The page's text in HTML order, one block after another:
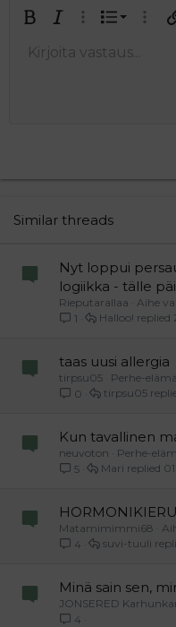
LihavoituKursivoituLista
Fontin koko
9
26
Tekstiväri
KirjasintyyliArial
Yliviivaa
Tasaus Tasaa
Paragraph format
Normal
LainausLisää video/media
Lisää taulukko
Insert
Tee uudelleen
BBCode-näkymä
Poista muotoilu
Luonnokset
Kirjoita vastaus...
Similar threads
Nyt loppui
logiikka - tälle
Rieputarallaa
Aihe
1
Halloo!
taas uusi allergia
tirpsu05
Perhe-elämä
0
tirpsu05
Kun tavallinen
neuvoton
Perhe-
5
Mari
Matamimimmi68
4
suvi-tuuli
Minä sain sen,
JONSERED
4